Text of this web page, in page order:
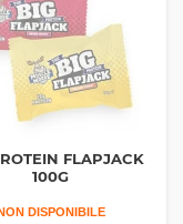
FLAPJACK
100G
NON DISPONIBILE